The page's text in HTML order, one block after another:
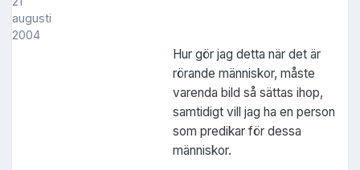
augusti
2004
Hur gör jag detta när det är
rörande människor, måste
varenda bild så sättas ihop,
samtidigt vill jag ha en person
som predikar för dessa
människor.